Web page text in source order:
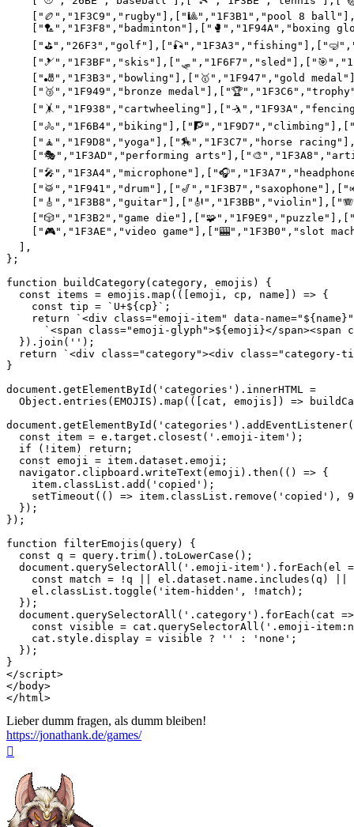
Lieber dumm fragen, als dumm bleiben!
https://jonathank.de/games/